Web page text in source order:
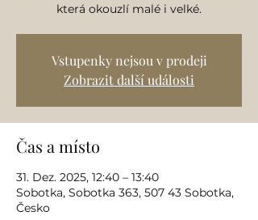
která okouzlí malé i velké.
Vstupenky nejsou v prodeji
Zobrazit další události
Čas a místo
31. Dez. 2025, 12:40 – 13:40
Sobotka, Sobotka 363, 507 43 Sobotka,
Česko